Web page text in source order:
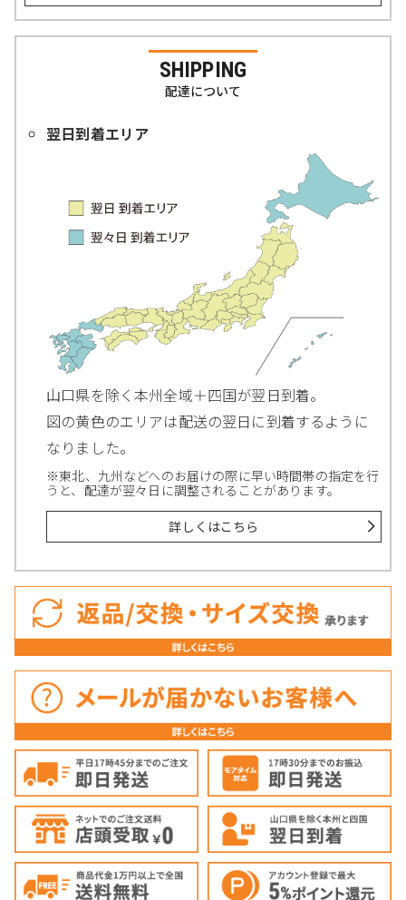
SHIPPING
配達について
翌日到着エリア
山口県を除く本州全域＋四国が翌日到着。
図の黄色のエリアは配送の翌日に到着するように
なりました。
※東北、九州などへのお届けの際に早い時間帯の指定を行
うと、配達が翌々日に調整されることがあります。
詳しくはこちら